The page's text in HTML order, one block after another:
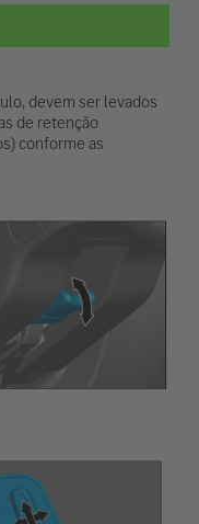
devem ser levados
de retenção
conforme as